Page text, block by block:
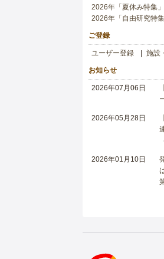
2026年「夏休み特集
2026年「自由研究特
ご登録
ユーザー登録 施設
お知らせ
2026年07月06日
2026年05月28日
2026年01月10日